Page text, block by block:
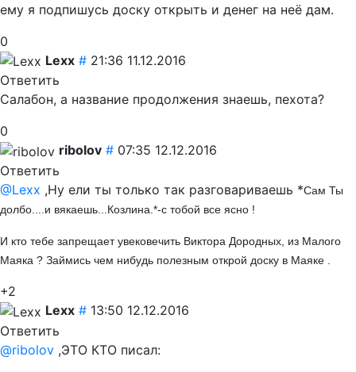
ему я подпишусь доску открыть и денег на неё дам.
0
Lexx # 21:36 11.12.2016
Ответить
Салабон, а название продолжения знаешь, пехота?
0
ribolov # 07:35 12.12.2016
Ответить
@Lexx ,Ну ели ты только так разговариваешь *Сам Ты
долбо....и вякаешь...Козлина.*-с тобой все ясно !
И кто тебе запрещает увековечить Виктора Дородных, из Малого
Маяка ? Займись чем нибудь полезным открой доску в Маяке .
+2
Lexx # 13:50 12.12.2016
Ответить
@ribolov ,ЭТО КТО писал: